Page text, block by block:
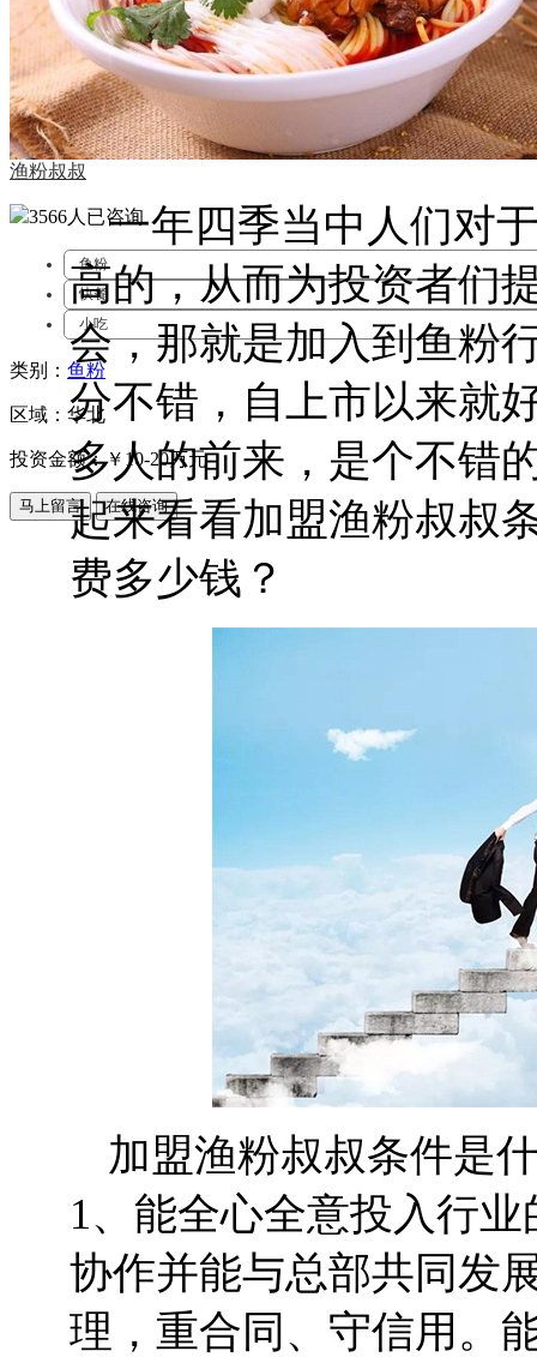
渔粉叔叔
3566人 已咨询
鱼粉
快餐
小吃
类别： 鱼粉
区域：华北
投资金额：￥ 10-20万元
一年四季当中人们对
高的，从而为投资者们
会，那就是加入到鱼粉
分不错，自上市以来就
多人的前来，是个不错
起来看看加盟渔粉叔叔
费多少钱？
加盟渔粉叔叔条件是
1、能全心全意投入行
协作并能与总部共同发
理，重合同、守信用。